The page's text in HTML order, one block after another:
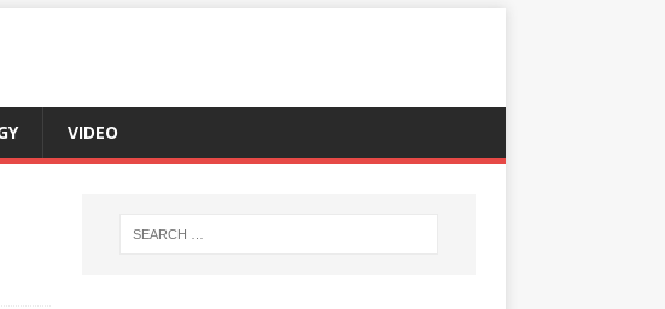
VIDEO